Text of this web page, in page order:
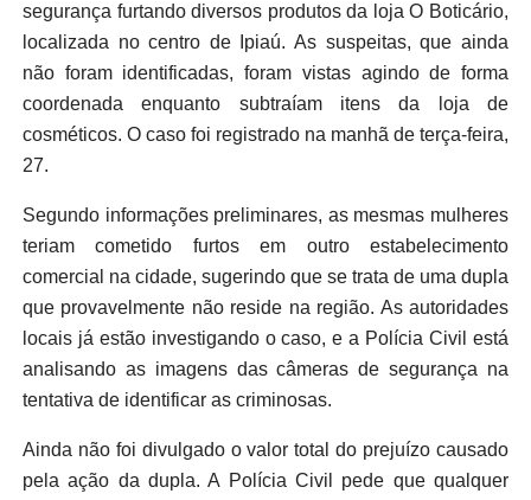
segurança furtando diversos produtos da loja O Boticário,
localizada no centro de Ipiaú. As suspeitas, que ainda
não foram identificadas, foram vistas agindo de forma
coordenada enquanto subtraíam itens da loja de
cosméticos. O caso foi registrado na manhã de terça-feira,
27.
Segundo informações preliminares, as mesmas mulheres
teriam cometido furtos em outro estabelecimento
comercial na cidade, sugerindo que se trata de uma dupla
que provavelmente não reside na região. As autoridades
locais já estão investigando o caso, e a Polícia Civil está
analisando as imagens das câmeras de segurança na
tentativa de identificar as criminosas.
Ainda não foi divulgado o valor total do prejuízo causado
pela ação da dupla. A Polícia Civil pede que qualquer